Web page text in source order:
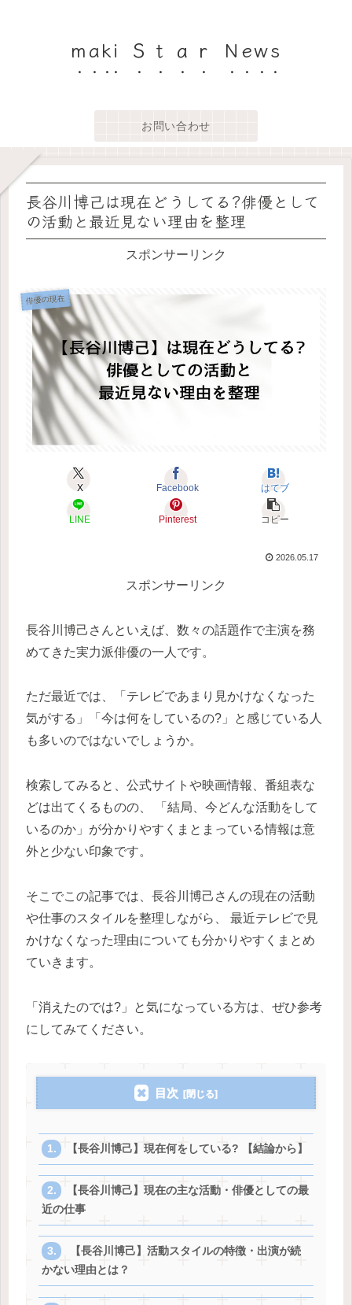
maki Ｓｔａｒ News
お問い合わせ
長谷川博己は現在どうしてる?俳優として
の活動と最近見ない理由を整理
スポンサーリンク
俳優の現在
X Facebook はてブ
LINE Pinterest コピー
2026.05.17
スポンサーリンク
長谷川博己さんといえば、数々の話題作で主演を務
めてきた実力派俳優の一人です。
ただ最近では、「テレビであまり見かけなくなった
気がする」「今は何をしているの?」と感じている人
も多いのではないでしょうか。
検索してみると、公式サイトや映画情報、番組表な
どは出てくるものの、 「結局、今どんな活動をして
いるのか」が分かりやすくまとまっている情報は意
外と少ない印象です。
そこでこの記事では、長谷川博己さんの現在の活動
や仕事のスタイルを整理しながら、 最近テレビで見
かけなくなった理由についても分かりやすくまとめ
ていきます。
「消えたのでは?」と気になっている方は、ぜひ参考
にしてみてください。
目次
【長谷川博己】現在何をしている? 【結論から】
【長谷川博己】現在の主な活動・俳優としての最
近の仕事
【長谷川博己】活動スタイルの特徴・出演が続
かない理由とは？